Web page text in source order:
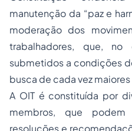
manutenção da “paz e
moderação dos
trabalhadores, que, no
submetidos a condições
busca de cada vez
A OIT é constituída por
membros, que podem